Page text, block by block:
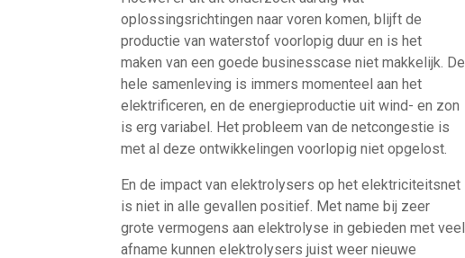
oplossingsrichtingen naar voren komen, blijft de
productie van waterstof voorlopig duur en is het
maken van een goede businesscase niet makkelijk. De
hele samenleving is immers momenteel aan het
elektrificeren, en de energieproductie uit wind- en zon
is erg variabel. Het probleem van de netcongestie is
met al deze ontwikkelingen voorlopig niet opgelost.
En de impact van elektrolysers op het elektriciteitsnet
is niet in alle gevallen positief. Met name bij zeer
grote vermogens aan elektrolyse in gebieden met veel
afname kunnen elektrolysers juist weer nieuwe